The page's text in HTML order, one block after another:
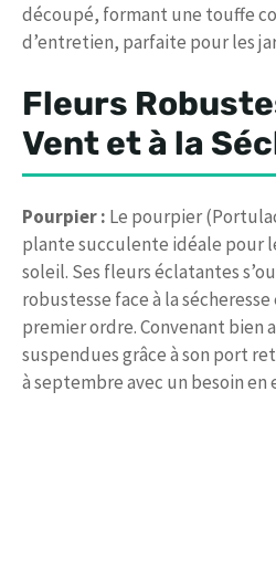
découpé, formant une touffe
d’entretien, parfaite pour les
Fleurs
Vent et à la
Pourpier : Le pourpier
plante succulente idéale pour
soleil. Ses fleurs éclatantes
robustesse face à la
premier ordre. Convenant bien
suspendues grâce à son port
à septembre avec un besoin en